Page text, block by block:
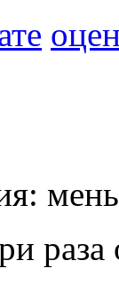
раза